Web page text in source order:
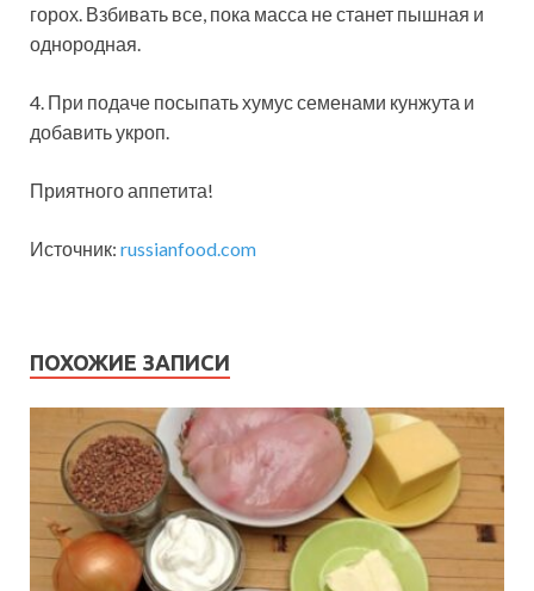
горох. Взбивать все, пока масса не станет пышная и
однородная.
4. При подаче посыпать хумус семенами кунжута и
добавить укроп.
Приятного аппетита!
Источник: russianfood.com
ПОХОЖИЕ ЗАПИСИ